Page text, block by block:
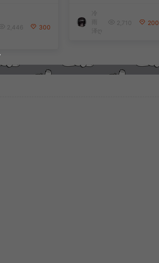
2,446 300
泽ღ
2,710 200